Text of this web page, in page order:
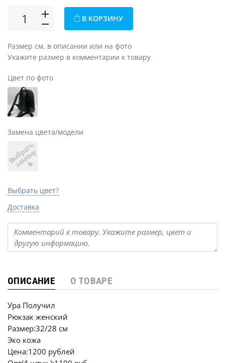
В КОРЗИНУ
Размер см. в описании или на фото
Укажите размер в комментарии к товару
Цвет по фото
Замена цвета/модели
В
ы
б
р
а
т
ь
з
а
м
е
н
у
Выбрать цвет?
Доставка
ОПИСАНИЕ О ТОВАРЕ
Ура Получил
Рюкзак женский
Размер:32/28 см
Эко кожа
Цена:1200 рублей